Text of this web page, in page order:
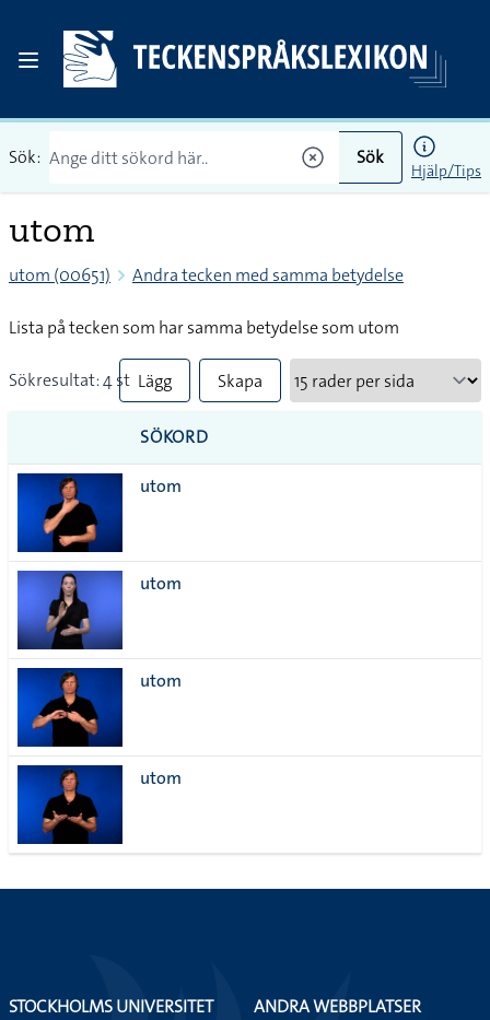
Sök: Sök
Hjälp/Tips
utom
utom (00651) Andra tecken med samma betydelse
Lista på tecken som har samma betydelse som utom
Sökresultat: 4 st Lägg
till
alla i
Skapa
SÖKORD
utom
utom
utom
utom
STOCKHOLMS UNIVERSITET
ANDRA WEBBPLATSER